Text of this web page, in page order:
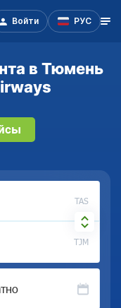
Войти РУС
в Тюмень
TAS
TJM